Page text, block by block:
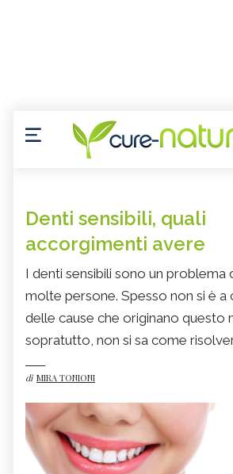
Denti sensibili, quali
accorgimenti avere
I denti sensibili sono un problema
molte persone. Spesso non si è a
delle cause che originano questo
sopratutto, non si sa come
di MIRA TONIONI